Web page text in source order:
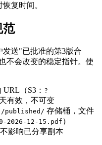
复时间。
范
送"已批准的第3版合
会改变的稳定指针。使
（S3： ?
有效，不可变
/published/ 存储桶，文件
2026-12-15.pdf ）
影响已分享副本